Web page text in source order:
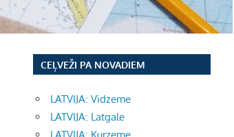
CEĻVEŽI PA NOVADIEM
LATVIJA: Vidzeme
LATVIJA: Latgale